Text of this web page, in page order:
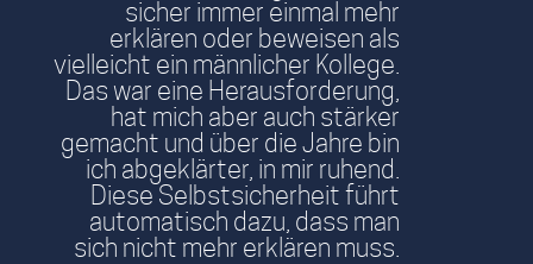
sicher immer einmal mehr
erklären oder beweisen als
vielleicht ein männlicher Kollege.
Das war eine Herausforderung,
hat mich aber auch stärker
gemacht und über die Jahre bin
ich abgeklärter, in mir ruhend.
Diese Selbstsicherheit führt
automatisch dazu, dass man
sich nicht mehr erklären muss.